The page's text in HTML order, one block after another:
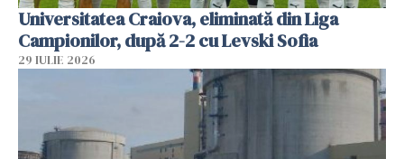
Universitatea Craiova, eliminată din Liga
Campionilor, după 2-2 cu Levski Sofia
29 IULIE 2026